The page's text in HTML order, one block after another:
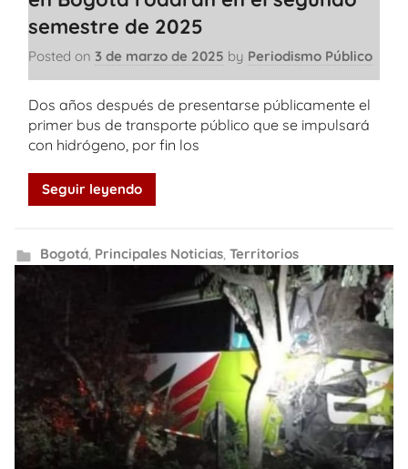
semestre de 2025
Posted on 3 de marzo de 2025 by Periodismo Público
Dos años después de presentarse públicamente el
primer bus de transporte público que se impulsará
con hidrógeno, por fin los
Seguir leyendo
Bogotá, Principales Noticias, Territorios